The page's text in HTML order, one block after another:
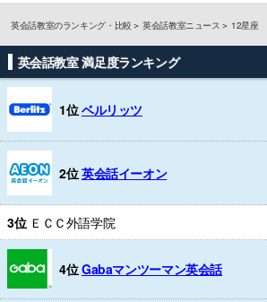
英会話教室のランキング・比較 英会話教室ニュース 12星座
英会話教室 満足度ランキング
1位ベルリッツ
2位英会話イーオン
3位 ＥＣＣ外語学院
4位Gabaマンツーマン英会話